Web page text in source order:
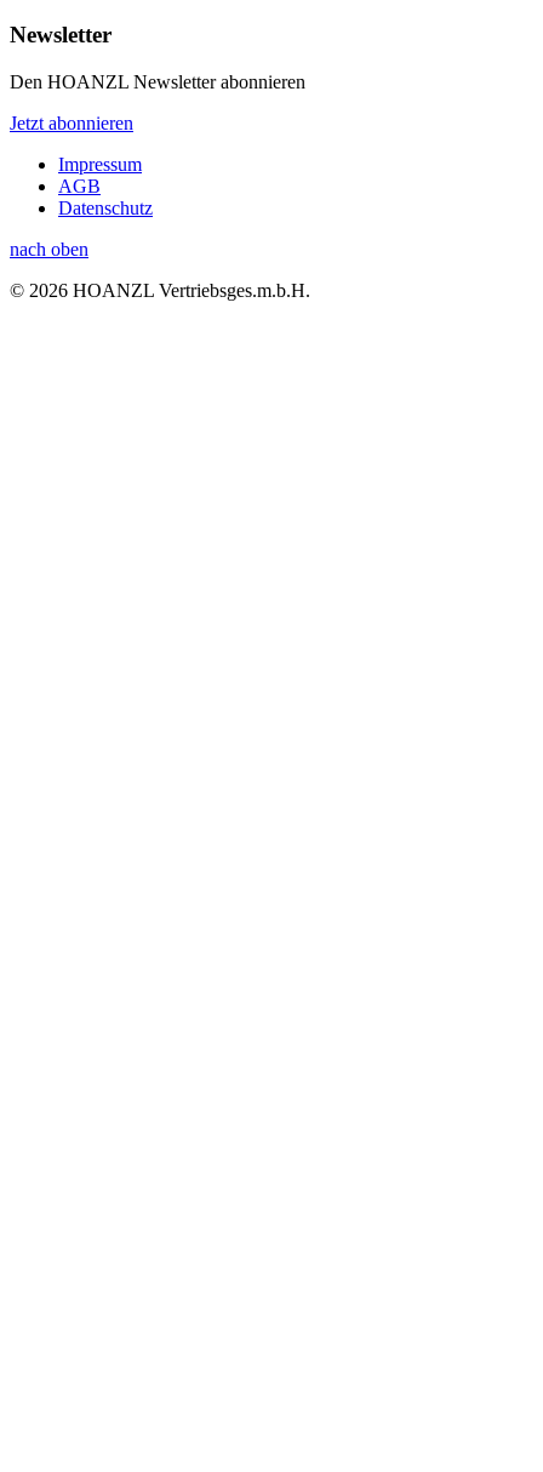
Newsletter
Den HOANZL Newsletter abonnieren
Jetzt abonnieren
Impressum
AGB
Datenschutz
nach oben
© 2026 HOANZL Vertriebsges.m.b.H.